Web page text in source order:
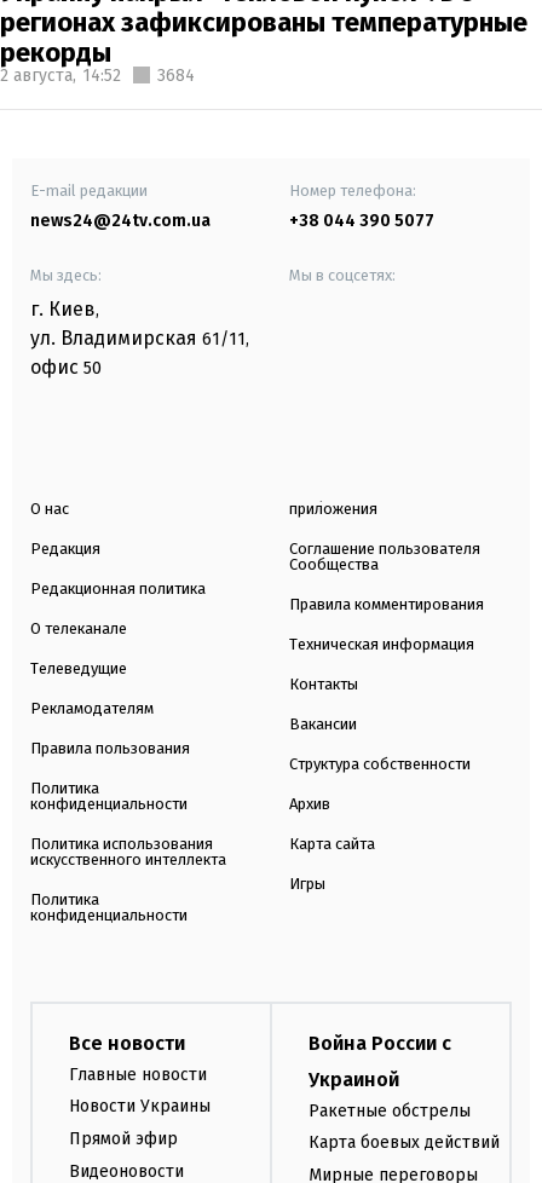
регионах зафиксированы температурные
рекорды
2 августа, 14:52 3684
E-mail редакции
news24@24tv.com.ua
Номер телефона:
+38 044 390 5077
Мы здесь:
г. Киев,
ул. Владимирская 61/11,
офис 50
Мы в соцсетях:
О нас
Редакция
Редакционная политика
О телеканале
Телеведущие
Рекламодателям
Правила пользования
Политика
конфиденциальности
Политика использования
искусственного интеллекта
Политика
конфиденциальности
приложения
Соглашение пользователя
Сообщества
Правила комментирования
Техническая информация
Контакты
Вакансии
Структура собственности
Архив
Карта сайта
Игры
Все новости
Главные новости
Новости Украины
Прямой эфир
Видеоновости
Война России с
Украиной
Ракетные обстрелы
Карта боевых действий
Мирные переговоры